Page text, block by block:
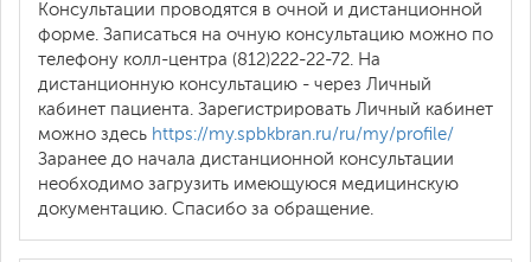
Консультации проводятся в очной и дистанционной
форме. Записаться на очную консультацию можно по
телефону колл-центра (812)222-22-72. На
дистанционную консультацию - через Личный
кабинет пациента. Зарегистрировать Личный кабинет
можно здесь https://my.spbkbran.ru/ru/my/profile/
Заранее до начала дистанционной консультации
необходимо загрузить имеющуюся медицинскую
документацию. Спасибо за обращение.